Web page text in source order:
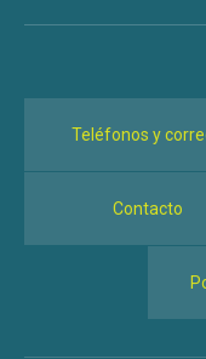
Teléfonos y
Contacto